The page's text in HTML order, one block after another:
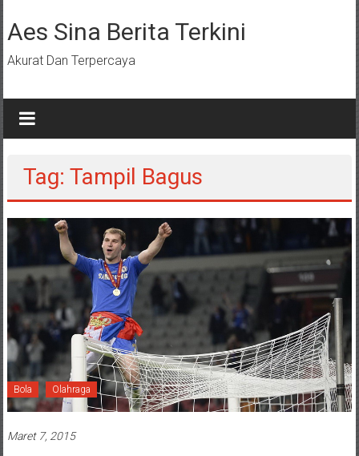
ke
konten
Aes Sina Berita Terkini
Akurat Dan Terpercaya
Tag: Tampil Bagus
Bola Olahraga
Maret 7, 2015